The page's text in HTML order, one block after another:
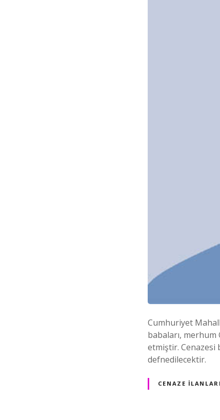
Cumhuriyet
babaları, merhum
etmiştir. Cenazesi
defnedilecektir.
CENAZE İLANLARI